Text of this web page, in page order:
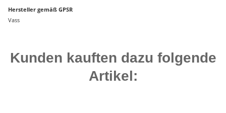
Hersteller gemäß GPSR
Vass
Kunden kauften dazu folgende
Artikel: